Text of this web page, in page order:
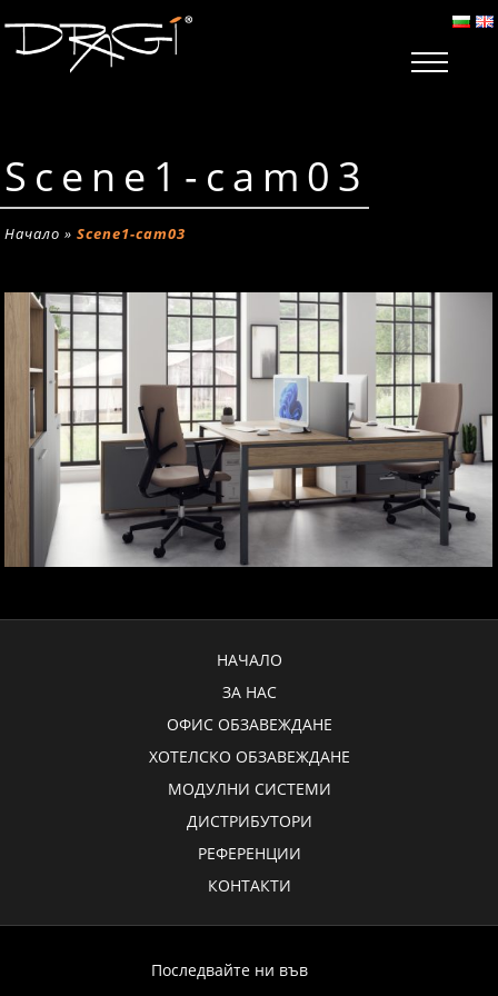
Scene1-cam03
Начало »Scene1-cam03
НАЧАЛО
ЗА НАС
ОФИС ОБЗАВЕЖДАНЕ
ХОТЕЛСКО ОБЗАВЕЖДАНЕ
МОДУЛНИ СИСТЕМИ
ДИСТРИБУТОРИ
РЕФЕРЕНЦИИ
КОНТАКТИ
Последвайте ни във